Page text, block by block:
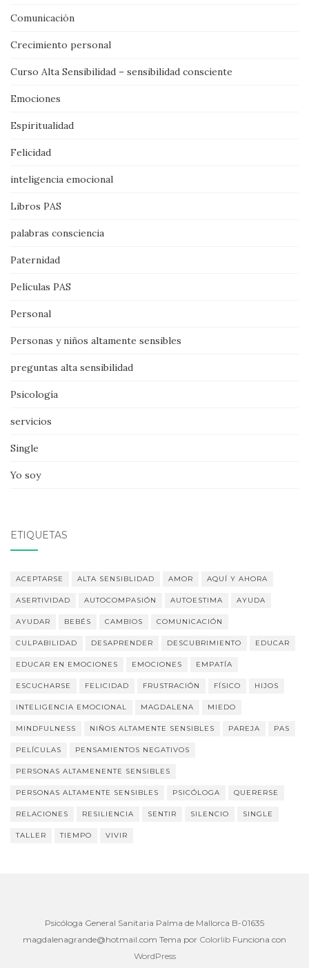
Comunicación
Crecimiento personal
Curso Alta Sensibilidad – sensibilidad consciente
Emociones
Espiritualidad
Felicidad
inteligencia emocional
Libros PAS
palabras consciencia
Paternidad
Películas PAS
Personal
Personas y niños altamente sensibles
preguntas alta sensibilidad
Psicología
servicios
Single
Yo soy
ETIQUETAS
ACEPTARSE ALTA SENSIBLIDAD AMOR AQUÍ Y AHORA
ASERTIVIDAD AUTOCOMPASIÓN AUTOESTIMA AYUDA
AYUDAR BEBÉS CAMBIOS COMUNICACIÓN
CULPABILIDAD DESAPRENDER DESCUBRIMIENTO EDUCAR
EDUCAR EN EMOCIONES EMOCIONES EMPATÍA
ESCUCHARSE FELICIDAD FRUSTRACIÓN FÍSICO HIJOS
INTELIGENCIA EMOCIONAL MAGDALENA MIEDO
MINDFULNESS NIÑOS ALTAMENTE SENSIBLES PAREJA PAS
PELÍCULAS PENSAMIENTOS NEGATIVOS
PERSONAS ALTAMENENTE SENSIBLES
PERSONAS ALTAMENTE SENSIBLES PSICÓLOGA QUERERSE
RELACIONES RESILIENCIA SENTIR SILENCIO SINGLE
TALLER TIEMPO VIVIR
Psicóloga General Sanitaria Palma de Mallorca B-01635
magdalenagrande@hotmail.com Tema por Colorlib Funciona con
WordPress